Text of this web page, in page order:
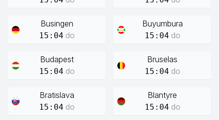
Busingen
15:04 do
Buyumbura
15:04 do
Budapest
15:04 do
Bruselas
15:04 do
Bratislava
15:04 do
Blantyre
15:04 do